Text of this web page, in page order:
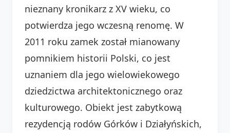
nieznany kronikarz z XV wieku, co
potwierdza jego wczesną renomę. W
2011 roku zamek został mianowany
pomnikiem historii Polski, co jest
uznaniem dla jego wielowiekowego
dziedzictwa architektonicznego oraz
kulturowego. Obiekt jest zabytkową
rezydencją rodów Górków i Działyńskich,